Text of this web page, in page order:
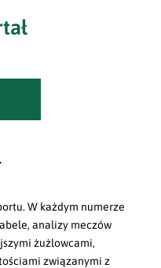
W każdym numerze
analizy meczów
żużlowcami,
związanymi z